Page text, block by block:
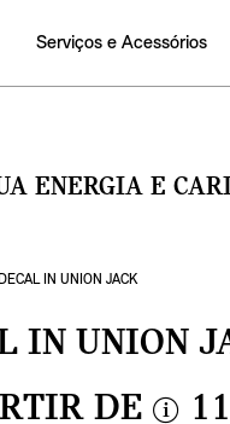
Serviços e Acessórios
ENERGIA E
IN UNION JACK
IN UNION
DE